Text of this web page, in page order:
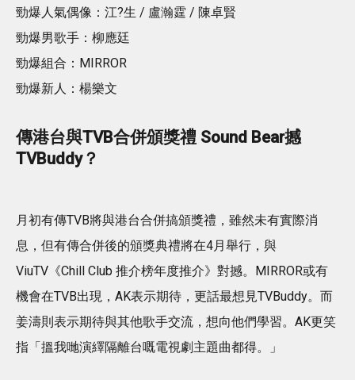
勁爆人氣偶像：江?生 / 盧瀚霆 / 陳卓賢
勁爆男歌手：柳應廷
勁爆組合：MIRROR
勁爆新人：楊樂文
傳港台與TVB合併頒獎禮 Sound Bear撼
TVBuddy？
月初有傳TVB將與港台合併搞頒獎禮，雖然未有實際消
息，但有傳合併後的頒獎典禮將在4月舉行，與
ViuTV《Chill Club 推介榜年度推介》對撼。MIRROR或有
機會在TVB出現，AK表示期待，更話最想見TVBuddy。而
姜濤則表示期待與其他歌手交流，想向他們學習。AK更笑
指「搵我哋演繹隔離台嘅電視劇主題曲都得。」